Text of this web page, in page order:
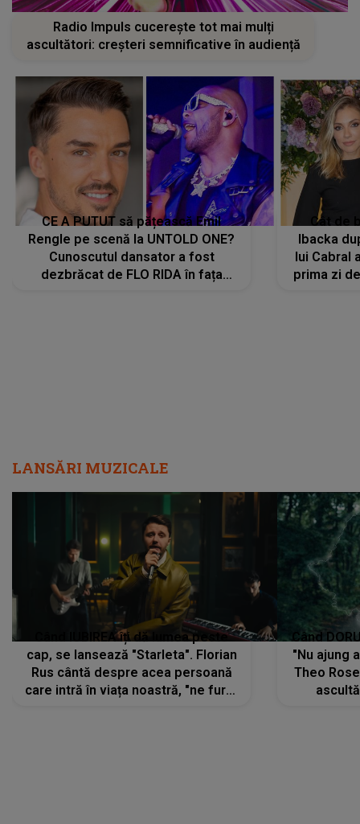
Radio Impuls cucerește tot mai mulți
ascultători: creșteri semnificative în audiență
CE A PUTUT să pățească Emil
Rengle pe scenă la UNTOLD ONE?
Cunoscutul dansator a fost
dezbrăcat de FLO RIDA în fața
Cât de
Ibacka
lui Cabral
prima zi
LANSĂRI MUZICALE
Când IUBIREA îți dă lumea peste
cap, se lansează "Starleta". Florian
Rus cântă despre acea persoană
care intră în viața noastră, "ne fură"
Când
"Nu ajung
Theo